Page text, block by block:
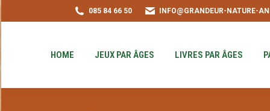
085 84 66 50 INFO@GRANDEUR-NATURE-
HOME JEUX PAR ÂGES LIVRES PAR ÂGES
HOME JEUX PAR ÂGES LIVRES PAR
PUZZLE-ACHAT